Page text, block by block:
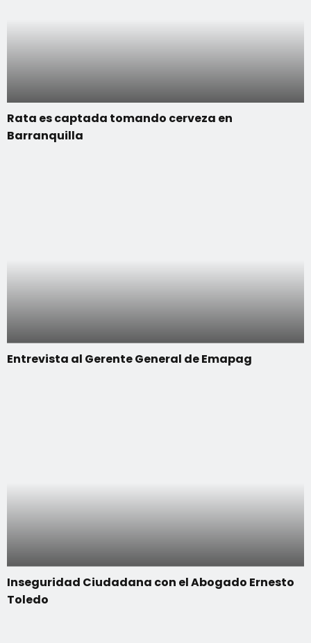
Rata es captada tomando cerveza en
Barranquilla
Entrevista al Gerente General de Emapag
Inseguridad Ciudadana con el Abogado Ernesto
Toledo